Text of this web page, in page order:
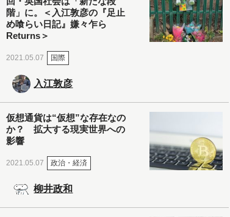
階」に。＜入江敦彦の『足止
め喰らい日記』嫌々乍ら
Returns＞
2021.05.07 国際
入江敦彦
仮想通貨は“仮想”な存在なの
か？ 拡大する現実世界への
影響
2021.05.07 政治・経済
柳井政和